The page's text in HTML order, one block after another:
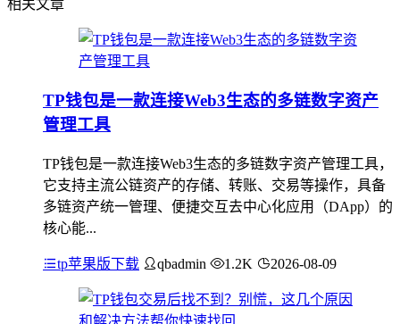
相关文章
TP钱包是一款连接Web3生态的多链数字资产
管理工具
TP钱包是一款连接Web3生态的多链数字资产管理工具，
它支持主流公链资产的存储、转账、交易等操作，具备
多链资产统一管理、便捷交互去中心化应用（DApp）的
核心能...
tp苹果版下载 qbadmin 1.2K 2026-08-09